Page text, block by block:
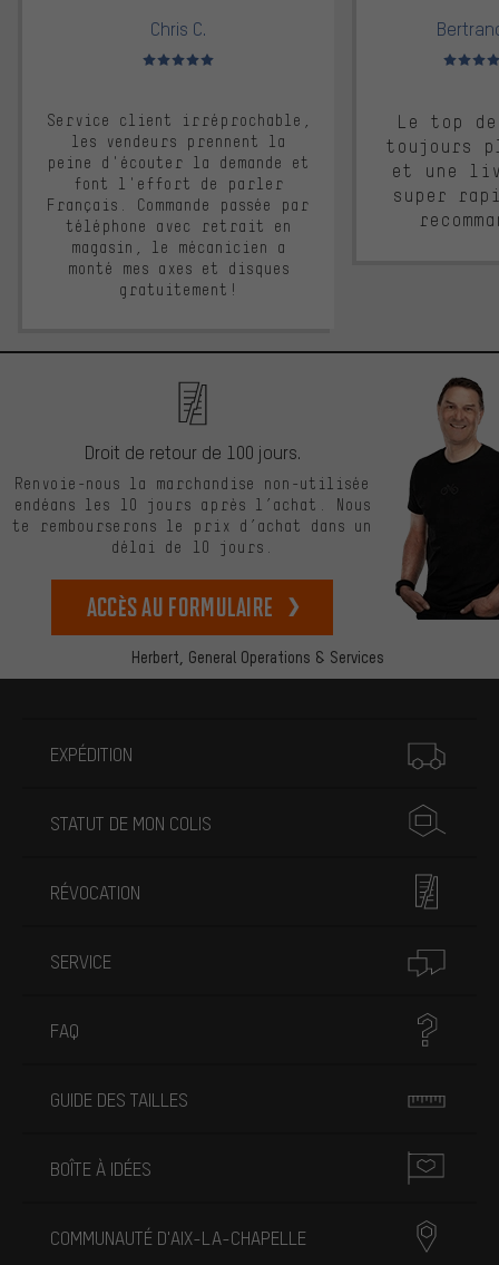
Chris C.
Note moyenne : 5 sur 5
Service client irréprochable,
les vendeurs prennent la
peine d'écouter la demande et
font l'effort de parler
Français. Commande passée par
téléphone avec retrait en
magasin, le mécanicien a
monté mes axes et disques
gratuitement!
Note
Le top
toujours
et une
super
Herbert, General Operations & Services
Droit de retour de 100 jours.
Renvoie-nous la marchandise non-utilisée
endéans les 10 jours après l’achat. Nous
te rembourserons le prix d’achat dans un
délai de 10 jours.
Accès au formulaire
EXPÉDITION
STATUT DE MON COLIS
RÉVOCATION
SERVICE
FAQ
GUIDE DES TAILLES
BOÎTE À IDÉES
COMMUNAUTÉ D'AIX-LA-CHAPELLE